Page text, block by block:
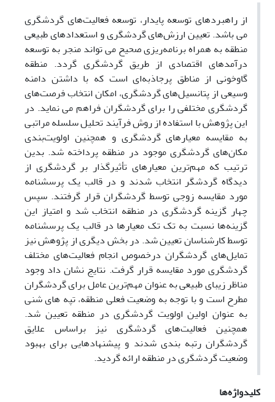
از راهبردهای توسعه پایدار، توسعه فعالیت‌های گردشگری
می باشد. تعیین ارزش‌های گردشگری و استعدادهای طبیعی
منطقه به همراه برنامه‌ریزی صحیح می تواند منجر به توسعه
درآمدهای اقتصادی از طریق گردشگری گردد. منطقه
گاوخونی از مناطق پرجاذبه‌ای است که با داشتن دامنه
وسیعی از پتانسیل‌های گردشگری، امکان انتخاب فرصت‌های
گردشگری مختلفی را برای گردشگران فراهم می نماید. در
این پژوهش با استفاده از روش فرآیند تحلیل سلسله مراتبی
به مقایسه معیارهای گردشگری و همچنین اولویت‌بندی
مکان‌های گردشگری موجود در منطقه پرداخته شد. بدین
ترتیب که مهم‌ترین معیارهای تأثیرگذار بر گردشگری از
دیدگاه گردشگر انتخاب شدند و در قالب یک پرسشنامه
مورد مقایسه زوجی توسط گردشگران قرار گرفتند. سپس
چهار گزینه گردشگری در منطقه انتخاب شد و امتیاز این
گزینه‌ها نسبت به تک تک معیارها در قالب یک پرسشنامه
توسط کارشناسان تعیین شد. در بخش دیگری از پژوهش نیز
تمایل‌های گردشگران درخصوص انجام فعالیت‌های مختلف
گردشگری مورد مقایسه قرار گرفت. نتایج نشان داد وجود
مناظر زیبای طبیعی به عنوان مهم‌ترین عامل برای گردشگران
مطرح است و با توجه به وضعیت فعلی منطقه، تپه های شنی
به عنوان اولین اولویت گردشگری در منطقه تعیین شد.
همچنین فعالیت‌های گردشگری نیز براساس علایق
گردشگران رتبه بندی شدند و پیشنهادهایی برای بهبود
وضعیت گردشگری در منطقه ارائه گردید.
کلیدواژه‌ها